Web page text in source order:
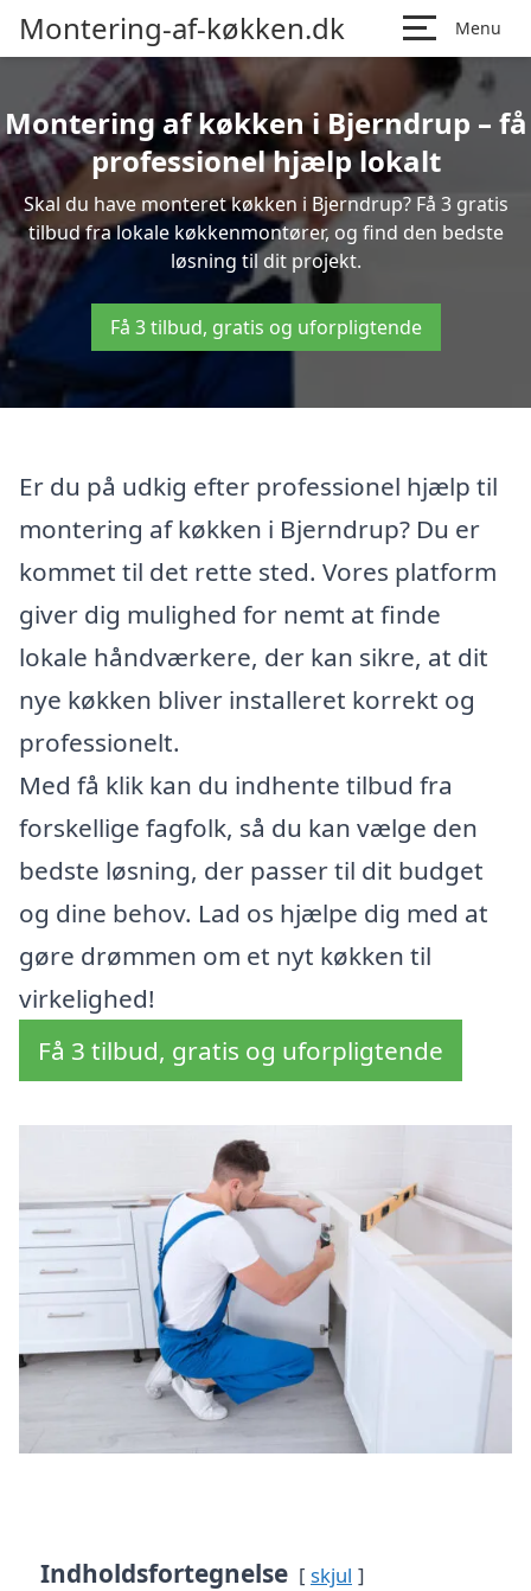
Montering-af-køkken.dk Menu
Montering af køkken i Bjerndrup – få
professionel hjælp lokalt
Skal du have monteret køkken i Bjerndrup? Få 3 gratis
tilbud fra lokale køkkenmontører, og find den bedste
løsning til dit projekt.
Få 3 tilbud, gratis og uforpligtende
Er du på udkig efter professionel hjælp til
montering af køkken i Bjerndrup? Du er
kommet til det rette sted. Vores platform
giver dig mulighed for nemt at finde
lokale håndværkere, der kan sikre, at dit
nye køkken bliver installeret korrekt og
professionelt.
Med få klik kan du indhente tilbud fra
forskellige fagfolk, så du kan vælge den
bedste løsning, der passer til dit budget
og dine behov. Lad os hjælpe dig med at
gøre drømmen om et nyt køkken til
virkelighed!
Få 3 tilbud, gratis og uforpligtende
Indholdsfortegnelse skjul